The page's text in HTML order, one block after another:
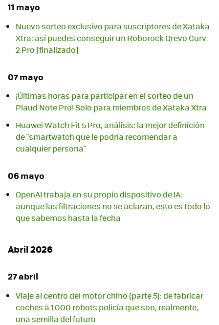
11 mayo
Nuevo sorteo exclusivo para suscriptores de Xataka
Xtra: así puedes conseguir un Roborock Qrevo Curv
2 Pro [finalizado]
07 mayo
¡Últimas horas para participar en el sorteo de un
Plaud Note Pro! Solo para miembros de Xataka Xtra
Huawei Watch Fit 5 Pro, análisis: la mejor definición
de "smartwatch que le podría recomendar a
cualquier persona"
06 mayo
OpenAI trabaja en su propio dispositivo de IA:
aunque las filtraciones no se aclaran, esto es todo lo
que sabemos hasta la fecha
Abril 2026
27 abril
Viaje al centro del motor chino (parte 5): de fabricar
coches a 1.000 robots policía que son, realmente,
una semilla del futuro